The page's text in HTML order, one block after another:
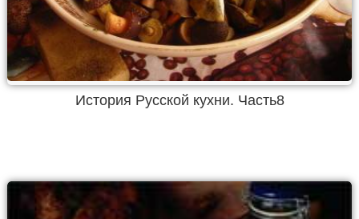
История Русской кухни. Часть8